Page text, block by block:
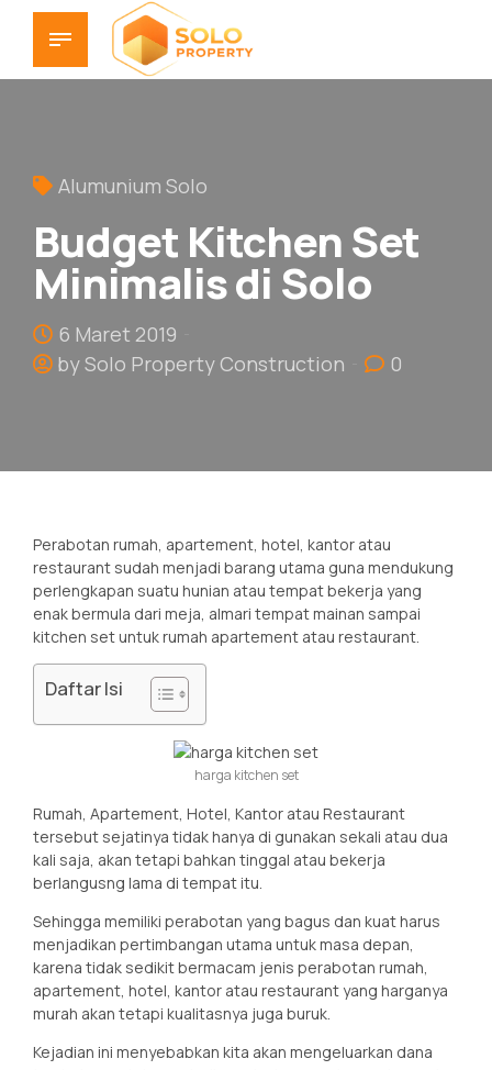
Alumunium Solo
Budget Kitchen Set
Minimalis di Solo
6 Maret 2019
by Solo Property Construction
0
Perabotan rumah, apartement, hotel, kantor atau
restaurant sudah menjadi barang utama guna mendukung
perlengkapan suatu hunian atau tempat bekerja yang
enak bermula dari meja, almari tempat mainan sampai
kitchen set untuk rumah apartement atau restaurant.
Daftar Isi
harga kitchen set
Rumah, Apartement, Hotel, Kantor atau Restaurant
tersebut sejatinya tidak hanya di gunakan sekali atau dua
kali saja, akan tetapi bahkan tinggal atau bekerja
berlangusng lama di tempat itu.
Sehingga memiliki perabotan yang bagus dan kuat harus
menjadikan pertimbangan utama untuk masa depan,
karena tidak sedikit bermacam jenis perabotan rumah,
apartement, hotel, kantor atau restaurant yang harganya
murah akan tetapi kualitasnya juga buruk.
Kejadian ini menyebabkan kita akan mengeluarkan dana